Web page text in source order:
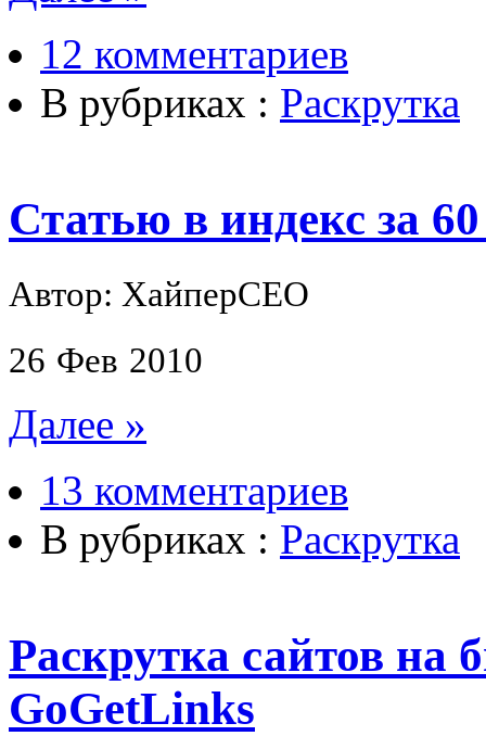
12 комментариев
В рубриках : Раскрутка
Статью в индекс за
Автор: ХайперСЕО
26 Фев 2010
Далее »
13 комментариев
В рубриках : Раскрутка
Раскрутка сайтов на
GoGetLinks